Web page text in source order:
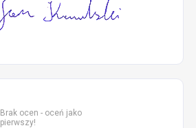
Brak ocen - oceń jako
pierwszy!